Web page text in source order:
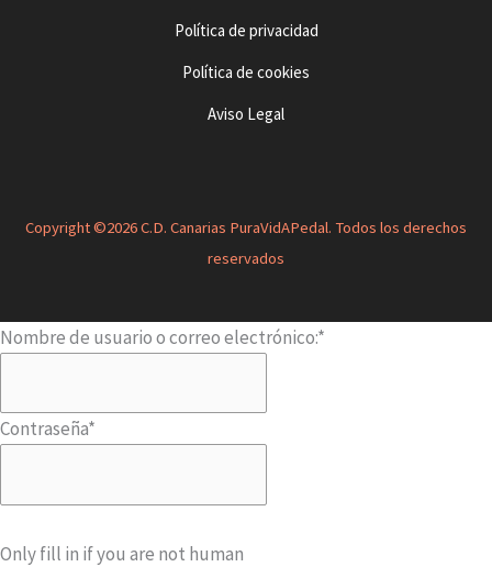
Política de privacidad
Política de cookies
Aviso Legal
Copyright ©2026 C.D. Canarias PuraVidAPedal. Todos los derechos
reservados
Nombre de usuario o correo electrónico:*
Contraseña*
Only fill in if you are not human